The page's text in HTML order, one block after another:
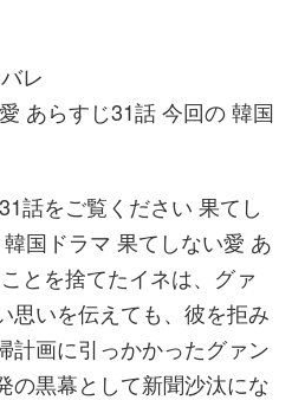
レ
あらすじ31話 今回の 韓国
話をご覧ください 果てし
国ドラマ 果てしない愛 あ
とを捨てたイネは、グァ
思いを伝えても、彼を拒み
計画に引っかかったグァン
の黒幕として新聞沙汰にな